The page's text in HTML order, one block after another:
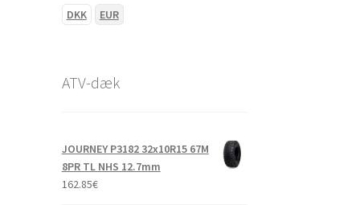
DKK EUR
ATV-dæk
JOURNEY P3182 32x10R15 67M
8PR TL NHS 12.7mm
162.85€